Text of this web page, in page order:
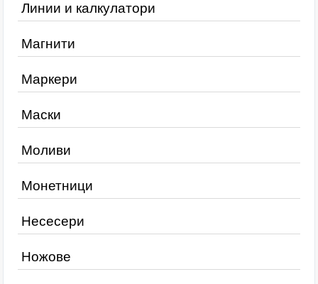
Линии и калкулатори
Магнити
Маркери
Маски
Моливи
Монетници
Несесери
Ножове